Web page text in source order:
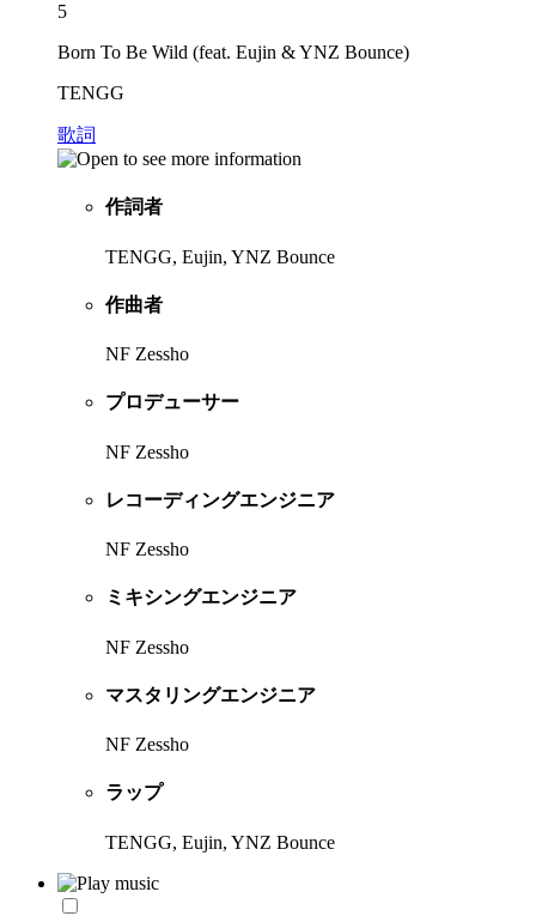
5
Born To Be Wild (feat. Eujin & YNZ Bounce)
TENGG
歌詞
作詞者
TENGG, Eujin, YNZ Bounce
作曲者
NF Zessho
プロデューサー
NF Zessho
レコーディングエンジニア
NF Zessho
ミキシングエンジニア
NF Zessho
マスタリングエンジニア
NF Zessho
ラップ
TENGG, Eujin, YNZ Bounce